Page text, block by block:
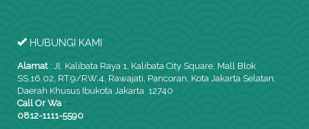
HUBUNGI KAMI
Alamat: Jl. Kalibata Raya 1, Kalibata City Square, Mall Blok
SS.16.02, RT.9/RW.4, Rawajati, Pancoran, Kota Jakarta Selatan,
Daerah Khusus Ibukota Jakarta 12740
Call Or Wa :
0812-1111-5590